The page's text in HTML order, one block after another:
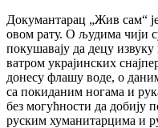
Докумантарац „Жив сам“
овом рату. О људима чији
покушавају да децу
ватром украјинских
донесу флашу воде, о
са покиданим ногама и
без могућности да добију
руским хуманитарцима и